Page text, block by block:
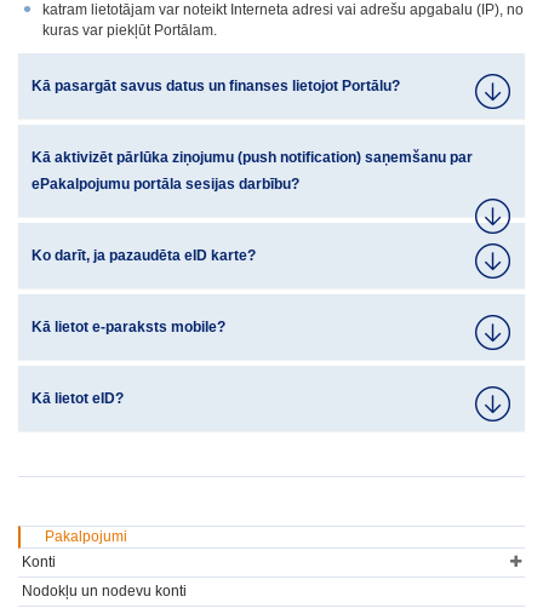
katram lietotājam var noteikt Interneta adresi vai adrešu apgabalu (IP), no
kuras var piekļūt Portālam.
Kā pasargāt savus datus un finanses lietojot Portālu?
Kā aktivizēt pārlūka ziņojumu (push notification) saņemšanu par
ePakalpojumu portāla sesijas darbību?
Ko darīt, ja pazaudēta eID karte?
Kā lietot e-paraksts mobile?
Kā lietot eID?
Pakalpojumi
Konti
Nodokļu un nodevu konti